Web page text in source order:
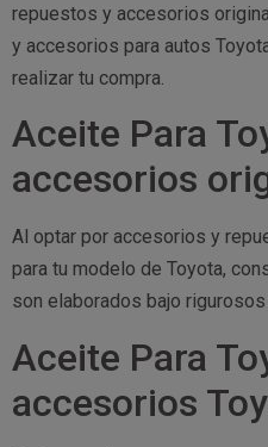
repuestos y accesorios
y accesorios para autos
realizar tu compra.
Aceite Para
accesorios
Al optar por accesorios y
para tu modelo de Toyota,
son elaborados bajo
Aceite Para
accesorios